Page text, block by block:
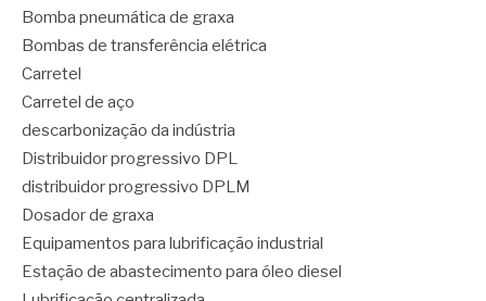
Bomba pneumática de graxa
Bombas de transferência elétrica
Carretel
Carretel de aço
descarbonização da indústria
Distribuidor progressivo DPL
distribuidor progressivo DPLM
Dosador de graxa
Equipamentos para lubrificação industrial
Estação de abastecimento para óleo diesel